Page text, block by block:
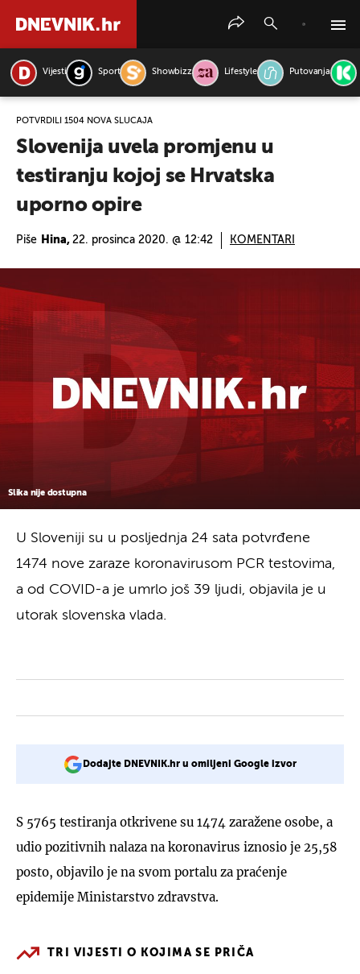
Vijesti Sport Showbizz Lifestyle Putovanja
POTVRDILI 1504 NOVA SLUČAJA
Slovenija uvela promjenu u
testiranju kojoj se Hrvatska
uporno opire
Piše Hina, 22. prosinca 2020. @ 12:42 KOMENTARI
Slika nije dostupna
U Sloveniji su u posljednja 24 sata potvrđene
1474 nove zaraze koronavirusom PCR testovima,
a od COVID-a je umrlo još 39 ljudi, objavila je u
utorak slovenska vlada.
Dodajte DNEVNIK.hr u omiljeni Google izvor
S 5765 testiranja otkrivene su 1474 zaražene osobe, a
udio pozitivnih nalaza na koronavirus iznosio je 25,58
posto, objavilo je na svom portalu za praćenje
epidemije Ministarstvo zdravstva.
TRI VIJESTI O KOJIMA SE PRIČA
PRETRAŽITE VIJESTI